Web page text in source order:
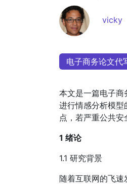
vicky
电子商务论文代
本文是一篇电子
进行情感分析模
点，若严重公共安
1 绪论
1.1 研究背景
随着互联网的飞